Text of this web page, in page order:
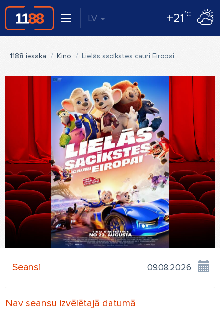
LV +21°C
1188 iesaka Kino Lielās sacīkstes cauri Eiropai
Seansi
Nav seansu izvēlētajā datumā